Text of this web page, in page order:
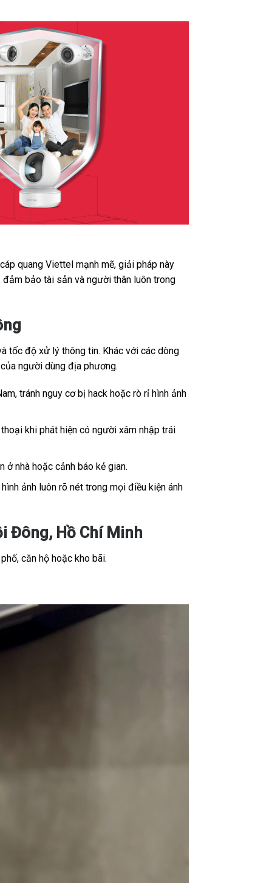
quang Viettel mạnh mẽ, giải pháp này
bảo tài sản và người thân luôn trong
tốc độ xử lý thông tin. Khác với các dòng
người dùng địa phương.
tránh nguy cơ bị hack hoặc rò rỉ hình ảnh
khi phát hiện có người xâm nhập trái
nhà hoặc cảnh báo kẻ gian.
ảnh luôn rõ nét trong mọi điều kiện ánh
Đông, Hồ Chí Minh
căn hộ hoặc kho bãi.